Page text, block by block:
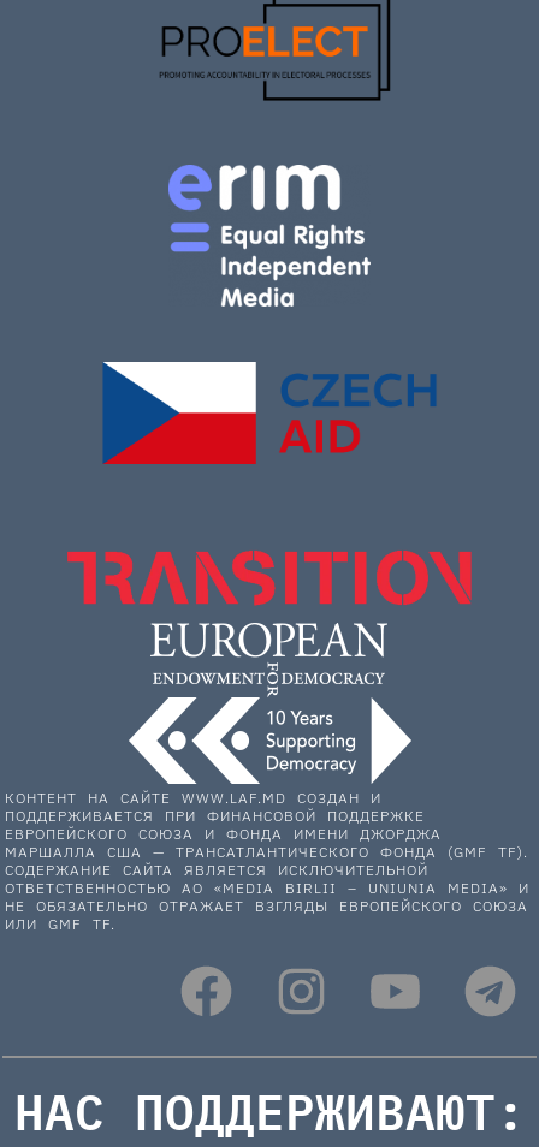
КОНТЕНТ НА САЙТЕ WWW.LAF.MD СОЗДАН И
ПОДДЕРЖИВАЕТСЯ ПРИ ФИНАНСОВОЙ ПОДДЕРЖКЕ
ЕВРОПЕЙСКОГО СОЮЗА И ФОНДА ИМЕНИ ДЖОРДЖА
МАРШАЛЛА США — ТРАНСАТЛАНТИЧЕСКОГО ФОНДА (GMF TF).
СОДЕРЖАНИЕ САЙТА ЯВЛЯЕТСЯ ИСКЛЮЧИТЕЛЬНОЙ
ОТВЕТСТВЕННОСТЬЮ АО «MEDIA BIRLII – UNIUNIA MEDIA» И
НЕ ОБЯЗАТЕЛЬНО ОТРАЖАЕТ ВЗГЛЯДЫ ЕВРОПЕЙСКОГО СОЮЗА
ИЛИ GMF TF.
НАС ПОДДЕРЖИВАЮТ: